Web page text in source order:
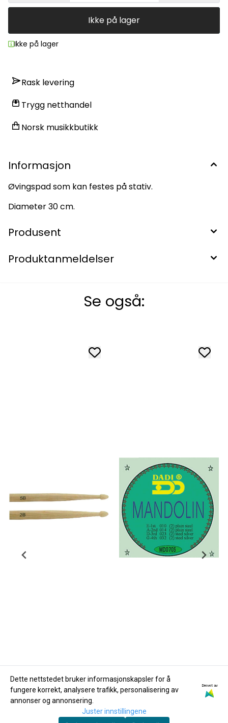
Ikke på lager
Ikke på lager
Rask levering
Trygg netthandel
Norsk musikkbutikk
Informasjon
Øvingspad som kan festes på stativ.
Diameter 30 cm.
Produsent
Produktanmeldelser
Se også:
Dadi
Dadi Trommestikker
Mandolinstrenger
Dette nettstedet bruker informasjonskapsler for å
fungere korrekt, analysere trafikk, personalisering av
annonser og annonsering.
Drevet av
Juster innstillingene